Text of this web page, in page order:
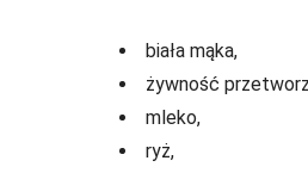
biała mąka,
żywność
mleko,
ryż,